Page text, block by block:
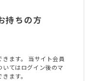
持ちの方
ます。
当サイト会員
てはログイン後のマ
ます。